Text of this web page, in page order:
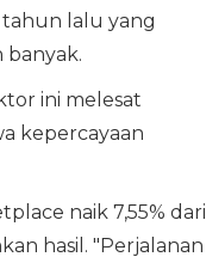
lalu yang
banyak.
ini melesat
kepercayaan
naik 7,55% dari
hasil. "Perjalanan